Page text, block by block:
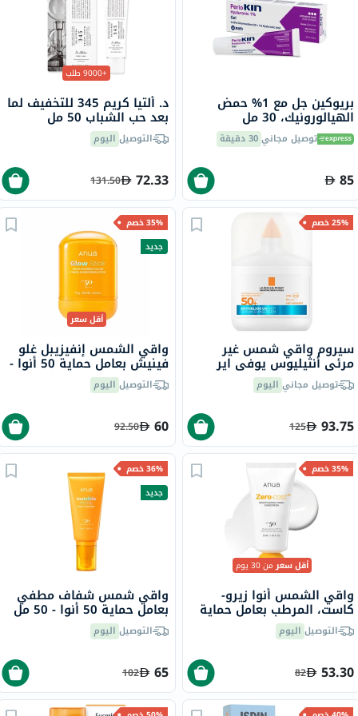
بريوكين جل مع 1% حمض
الهيالورونيك، 30 مل
توصيل مجاني30 دقيقة
85
+9000 طلب
د. ألتيا كريم 345 للتخفيف لما
بعد حب الشباب 50 مل
التوصيل اليوم
72.33
131.50
25% خصم
سيروم واقي شمس غير
مرئي أنثيليوس يوفي اير
لاروش بوزيه، عامل حماية
50+ - 50 ملتوصيل مجاني اليوم
93.75
125
35% خصم
جديد
أقل سعر
واقي الشمس إنفيزيبل غلو
فينيش بعامل حماية 50 أنوا -
18 جرامالتوصيل اليوم
60
92.50
35% خصم
أقل سعرمن 30 يوم
واقي الشمس أنوا زيرو-
كاست، المرطب بعامل حماية
50 - 50 ملالتوصيل اليوم
53.30
82
36% خصم
جديد
واقي شمس شفاف مطفي
بعامل حماية 50 أنوا - 50 مل
التوصيل اليوم
65
102